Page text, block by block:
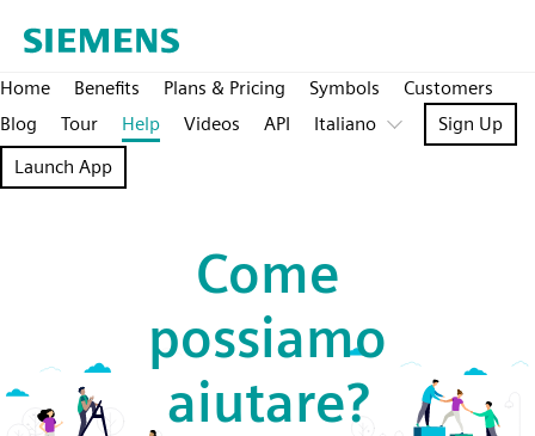
Home Benefits Plans & Pricing Symbols
Customers
Blog
Tour Help Videos API Italiano
Sign Up
Launch App
Come
possiamo
aiutare?